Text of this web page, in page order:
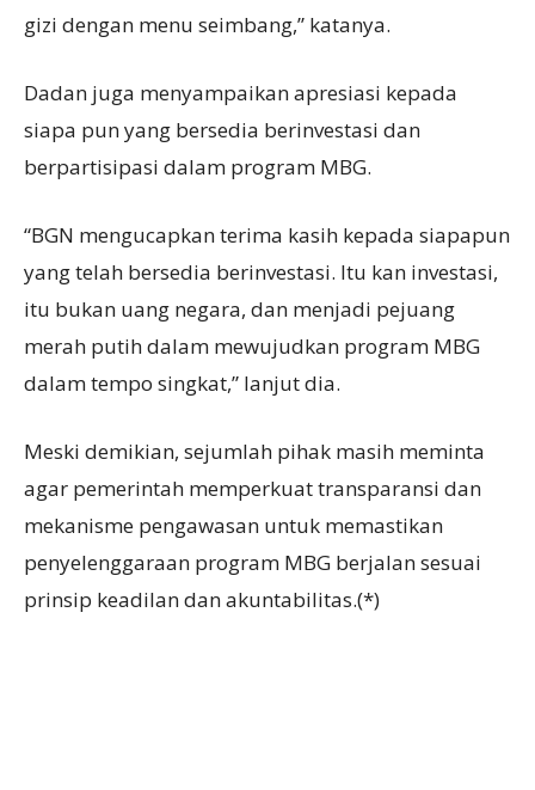
gizi dengan menu seimbang,” katanya.
Dadan juga menyampaikan apresiasi kepada
siapa pun yang bersedia berinvestasi dan
berpartisipasi dalam program MBG.
“BGN mengucapkan terima kasih kepada siapapun
yang telah bersedia berinvestasi. Itu kan investasi,
itu bukan uang negara, dan menjadi pejuang
merah putih dalam mewujudkan program MBG
dalam tempo singkat,” lanjut dia.
Meski demikian, sejumlah pihak masih meminta
agar pemerintah memperkuat transparansi dan
mekanisme pengawasan untuk memastikan
penyelenggaraan program MBG berjalan sesuai
prinsip keadilan dan akuntabilitas.(*)